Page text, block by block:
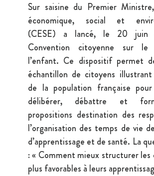
Sur saisine du Premier
économique, social et
(CESE) a lancé, le 20 juin
Convention citoyenne sur
l’enfant. Ce dispositif permet
échantillon de citoyens
de la population française pour
délibérer, débattre et
propositions destination des
l’organisation des temps de vie
d’apprentissage et de santé. La
: « Comment mieux structurer
plus favorables à leurs